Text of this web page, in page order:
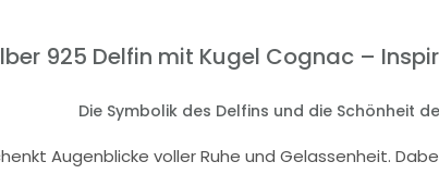
925 Delfin mit Kugel Cognac –
Die Symbolik des Delfins und die Schönheit
Augenblicke voller Ruhe und Gelassenheit.